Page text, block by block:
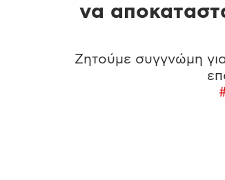
να
Ζητούμε συγγνώμη